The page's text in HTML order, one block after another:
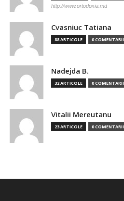
http://www.ortodoxia.md
Cvasniuc Tatiana
88 ARTICOLE 0 COMENTARII
Nadejda B.
32 ARTICOLE 0 COMENTARII
Vitalii Mereutanu
23 ARTICOLE 0 COMENTARII